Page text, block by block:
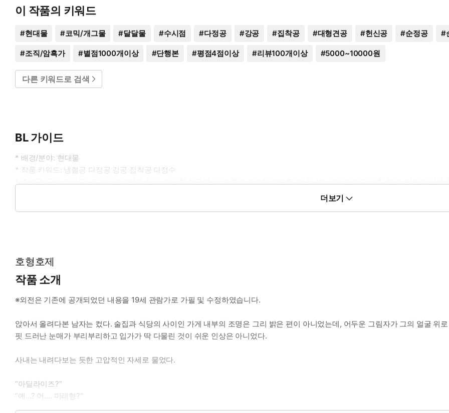
이 작품의 키워드
#현대물 #코믹/개그물 #달달물 #수시점 #다정공 #강공 #집착공 #대형견공 #헌신공 #순정공 #
#조직/암흑가 #별점1000개이상 #단행본 #평점4점이상 #리뷰100개이상 #5000~10000원
다른 키워드로 검색
BL 가이드
* 배경/분야: 현대물
* 작품 키워드: 냉혈공 다정공 강공 집착공 다정수
* 주인공 (공) : 권이금 - 32세. 대부업체 상무. 거대한 체구와, 날카롭게 수려한 외모를 지닌 남자. 고지식하고 거친 성격. 평범한 삶을
더보기
호형호제
작품 소개
※외전은 기존에 공개되었던 내용을 19세 관람가로 가필 및 수정하였습니다.
앉아서 올려다본 남자는 컸다. 술집과 식당의 사이인 가게 내부의 조명은 그리 밝은 편이 아니었는데, 어두운 그림자가 그의 얼굴 위
핏 드러난 눈매가 부리부리하고 입가가 딱 다물린 것이 쉬운 인상은 아니었다.
사내는 내려다보는 듯한 고압적인 자세로 물었다.
“아딜라이즈?”
“예…? 어…. 미래형?”